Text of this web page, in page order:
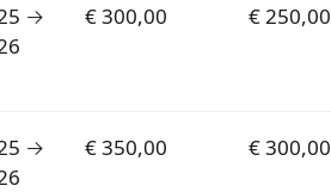
→
€ 300,00 € 250,00
→
€ 350,00 € 300,00